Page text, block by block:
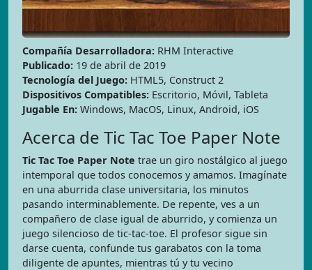
Compañía Desarrolladora: RHM Interactive
Publicado: 19 de abril de 2019
Tecnología del Juego: HTML5, Construct 2
Dispositivos Compatibles: Escritorio, Móvil, Tableta
Jugable En: Windows, MacOS, Linux, Android, iOS
Acerca de Tic Tac Toe Paper Note
Tic Tac Toe Paper Note trae un giro nostálgico al juego
intemporal que todos conocemos y amamos. Imagínate
en una aburrida clase universitaria, los minutos
pasando interminablemente. De repente, ves a un
compañero de clase igual de aburrido, y comienza un
juego silencioso de tic-tac-toe. El profesor sigue sin
darse cuenta, confunde tus garabatos con la toma
diligente de apuntes, mientras tú y tu vecino